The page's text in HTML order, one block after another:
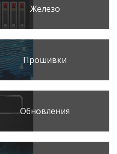
Железо
Прошивки
Обновления